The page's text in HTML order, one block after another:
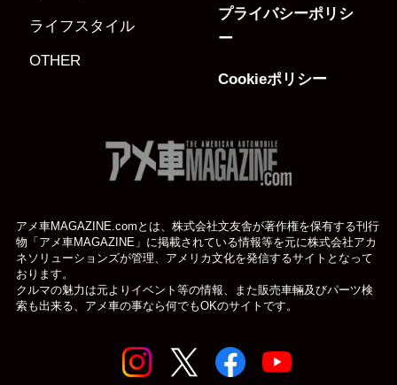
ライフスタイル
OTHER
プライバシーポリシ
ー
Cookieポリシー
アメ車MAGAZINE.comとは、株式会社文友舎が著作権を保有する刊行
物「アメ車MAGAZINE」に掲載されている情報等を元に株式会社アカ
ネソリューションズが管理、アメリカ文化を発信するサイトとなって
おります。
クルマの魅力は元よりイベント等の情報、また販売車輛及びパーツ検
索も出来る、アメ車の事なら何でもOKのサイトです。